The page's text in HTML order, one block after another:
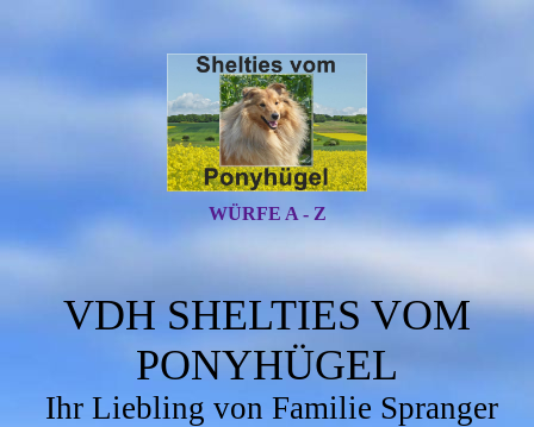
WÜRFE A - Z
VDH SHELTIES VOM
PONYHÜGEL
Ihr Liebling von Familie Spranger